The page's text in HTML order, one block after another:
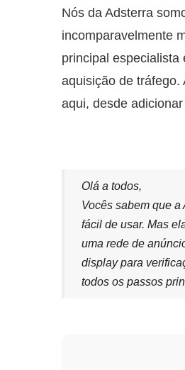
Nós da Adsterra
incomparavelmente
principal especialista
aquisição de tráfego.
aqui, desde
Olá a todos,
Vocês sabem que
fácil de usar. Mas
uma rede de
display para
todos os passos